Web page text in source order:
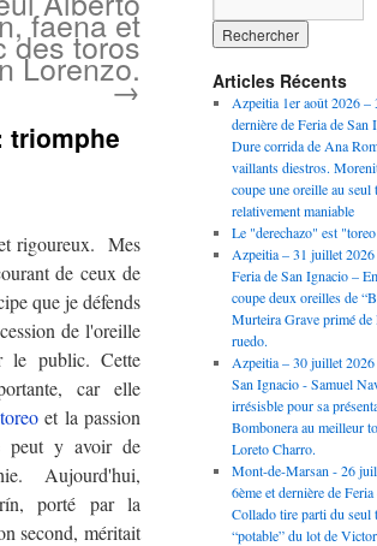
faena et
des toros
Lorenzo.
→
triomphe
rigoureux. Mes
de ceux de
que je défends
de l'oreille
le public. Cette
car elle
toreoet la passion
peut y avoir de
Aujourd'hui,
porté par la
second, méritait
Articles Récents
Azpeitia 1er août 2026 –
dernière de Feria de San
Dure corrida de Ana
vaillants diestros.
coupe une oreille au seul
relativement maniable
Le "derechazo" est
Azpeitia – 31 juillet 2026
Feria de San Ignacio –
coupe deux oreilles de
Murteira Grave primé de
ruedo.
Azpeitia – 30 juillet 2026
San Ignacio - Samuel
irrésisble pour sa
Bombonera au meilleur
Loreto Charro.
Mont-de-Marsan - 26
6ème et dernière de
Collado tire parti du seul
“potable” du lot de